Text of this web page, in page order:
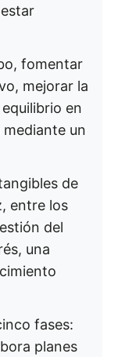
fomentar
mejorar la
en
un
de
entre los
del
una
fases:
planes